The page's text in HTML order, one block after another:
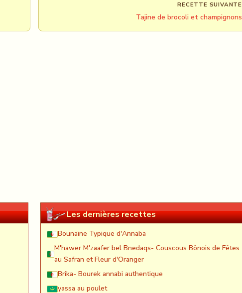
RECETTE SUIVANTE
Tajine de brocoli et champignons
Les dernières recettes
Bounaïne Typique d'Annaba
M'hawer M'zaafer bel Bnedaqs- Couscous Bônois de Fêtes
au Safran et Fleur d'Oranger
Brika- Bourek annabi authentique
yassa au poulet